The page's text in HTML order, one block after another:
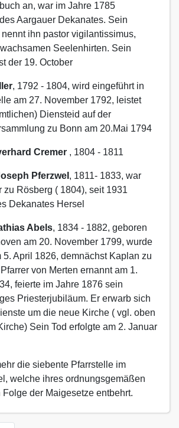
an, war im Jahre 1785
Aargauer Dekanates. Sein
ihn pastor vigilantissimus,
Seelenhirten. Sein
der 19. October
, 1792 - 1804, wird eingeführt in
am 27. November 1792, leistet
Diensteid auf der
zu Bonn am 20.Mai 1794
Cremer , 1804 - 1811
PferzweI , 1811- 1833, war
zu Rösberg ( 1804), seit 1931
Dekanates Hersel
Abels, 1834 - 1882, geboren
am 20. November 1799, wurde
5. April 1826, demnächst Kaplan zu
von Merten ernannt am 1.
feierte im Jahre 1876 sein
Priesterjubiläum. Er erwarb sich
um die neue Kirche ( vgl. oben
Sein Tod erfolgte am 2. Januar
die siebente Pfarrstelle im
welche ihres ordnungsgemäßen
der Maigesetze entbehrt.